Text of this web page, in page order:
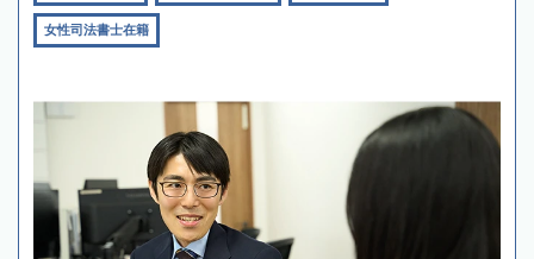
女性司法書士在籍